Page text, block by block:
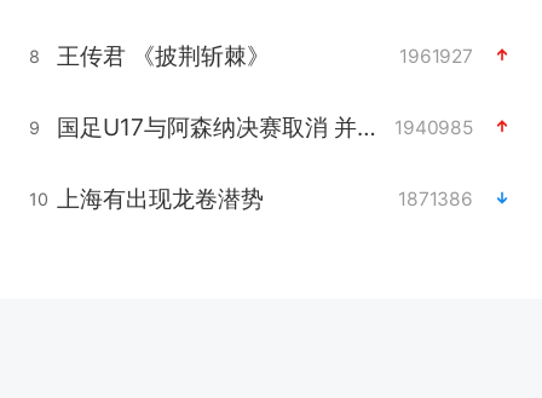
8 王传君 《披荆斩棘》 1961927
9 国足U17与阿森纳决赛取消 并列冠军 1940985
10 上海有出现龙卷潜势 1871386